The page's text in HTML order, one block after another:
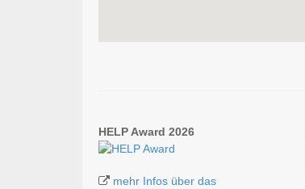
HELP Award 2026
mehr Infos über das